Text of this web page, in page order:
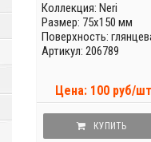
Коллекция: Neri
Размер: 75x150 мм
Поверхность:
Артикул: 206789
Цена: 100 руб/шт
КУПИТЬ